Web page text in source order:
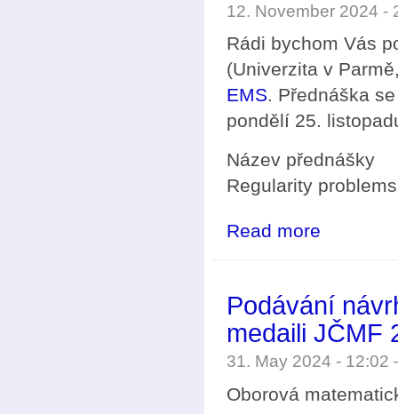
12. November 2024
Rádi bychom Vás
(Univerzita v
EMS. Přednáška
pondělí 25.
Název přednášky
Regularity
Read more
Podávání
medaili JČMF
31. May 2024 -
Oborová